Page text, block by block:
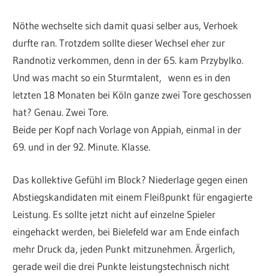
Nöthe wechselte sich damit quasi selber aus, Verhoek
durfte ran. Trotzdem sollte dieser Wechsel eher zur
Randnotiz verkommen, denn in der 65. kam Przybylko.
Und was macht so ein Sturmtalent, wenn es in den
letzten 18 Monaten bei Köln ganze zwei Tore geschossen
hat? Genau. Zwei Tore.
Beide per Kopf nach Vorlage von Appiah, einmal in der
69. und in der 92. Minute. Klasse.
Das kollektive Gefühl im Block? Niederlage gegen einen
Abstiegskandidaten mit einem Fleißpunkt für engagierte
Leistung. Es sollte jetzt nicht auf einzelne Spieler
eingehackt werden, bei Bielefeld war am Ende einfach
mehr Druck da, jeden Punkt mitzunehmen. Ärgerlich,
gerade weil die drei Punkte leistungstechnisch nicht